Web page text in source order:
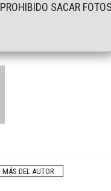
PROHIBIDO SACAR
MÁS DEL AUTOR